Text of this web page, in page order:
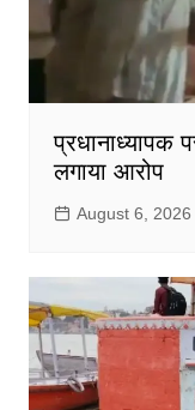
प्रधानाध्यापक
लगाया आरोप
August 6, 2026